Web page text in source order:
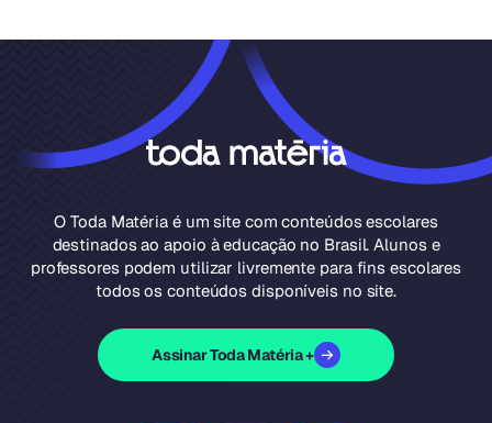
O Toda Matéria é um site com conteúdos escolares
destinados ao apoio à educação no Brasil. Alunos e
professores podem utilizar livremente para fins escolares
todos os conteúdos disponíveis no site.
Assinar Toda Matéria +